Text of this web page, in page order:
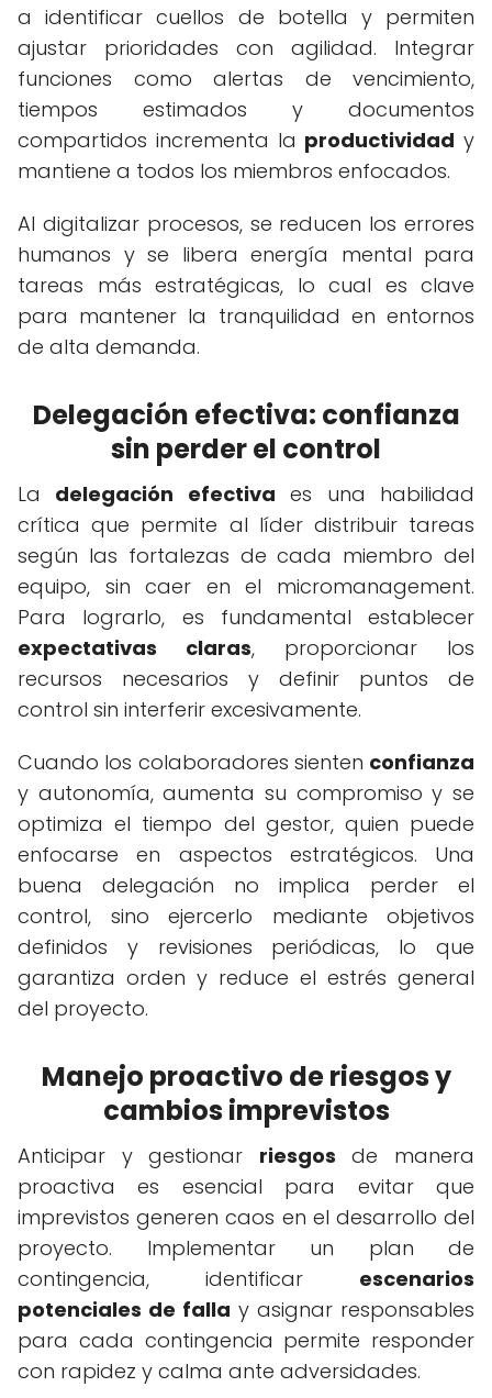
a identificar cuellos de botella y permiten
ajustar prioridades con agilidad. Integrar
funciones como alertas de vencimiento,
tiempos estimados y documentos
compartidos incrementa la productividad y
mantiene a todos los miembros enfocados.
Al digitalizar procesos, se reducen los errores
humanos y se libera energía mental para
tareas más estratégicas, lo cual es clave
para mantener la tranquilidad en entornos
de alta demanda.
Delegación efectiva: confianza
sin perder el control
La delegación efectiva es una habilidad
crítica que permite al líder distribuir tareas
según las fortalezas de cada miembro del
equipo, sin caer en el micromanagement.
Para lograrlo, es fundamental establecer
expectativas claras, proporcionar los
recursos necesarios y definir puntos de
control sin interferir excesivamente.
Cuando los colaboradores sienten confianza
y autonomía, aumenta su compromiso y se
optimiza el tiempo del gestor, quien puede
enfocarse en aspectos estratégicos. Una
buena delegación no implica perder el
control, sino ejercerlo mediante objetivos
definidos y revisiones periódicas, lo que
garantiza orden y reduce el estrés general
del proyecto.
Manejo proactivo de riesgos y
cambios imprevistos
Anticipar y gestionar riesgos de manera
proactiva es esencial para evitar que
imprevistos generen caos en el desarrollo del
proyecto. Implementar un plan de
contingencia, identificar escenarios
potenciales de falla y asignar responsables
para cada contingencia permite responder
con rapidez y calma ante adversidades.